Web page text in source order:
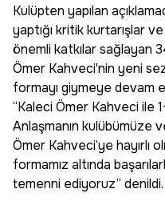
Kulüpten yapılan
yaptığı kritik kurtarışlar
önemli katkılar sağlayan
Ömer Kahveci'nin yeni
formayı giymeye devam
“Kaleci Ömer Kahveci ile
Anlaşmanın
Ömer Kahveci’ye hayırlı
formamız altında
temenni ediyoruz” denildi.